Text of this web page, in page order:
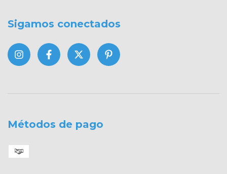
Sigamos conectados
Métodos de pago